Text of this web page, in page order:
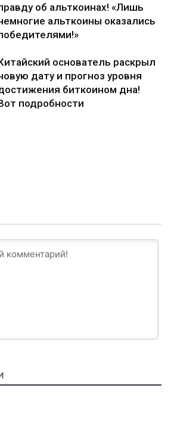
об альткоинах! «Лишь
альткоины оказались
основатель раскрыл
дату и прогноз уровня
биткоином дна!
подробности